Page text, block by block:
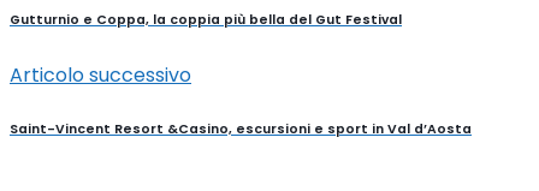
Gutturnio e Coppa, la coppia più bella del Gut Festival
Articolo successivo
Saint-Vincent Resort &Casino, escursioni e sport in Val d’Aosta